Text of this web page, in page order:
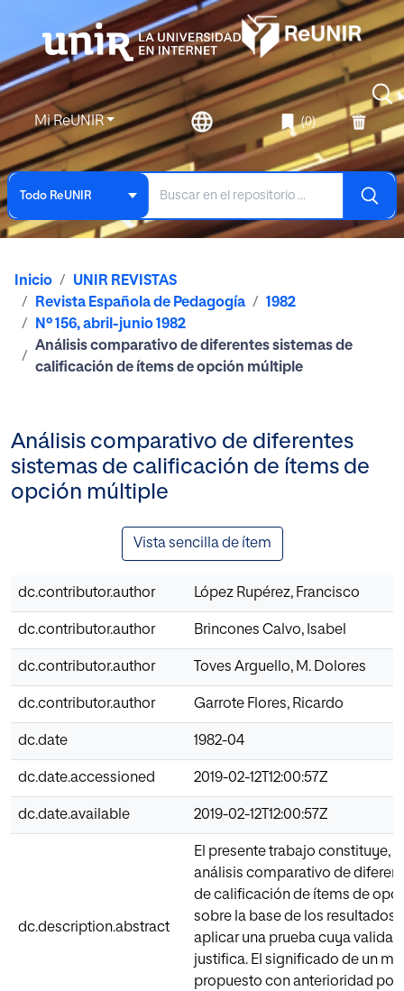
Mi ReUNIR (0)
Todo ReUNIR
Inicio
UNIR REVISTAS
Revista Española de Pedagogía
1982
Nº 156, abril-junio 1982
Análisis comparativo de diferentes sistemas de
calificación de ítems de opción múltiple
Análisis comparativo de diferentes
sistemas de calificación de ítems de
opción múltiple
Vista sencilla de ítem
dc.contributor.author López Rupérez, Francisco
dc.contributor.author Brincones Calvo, Isabel
dc.contributor.author Toves Arguello, M. Dolores
dc.contributor.author Garrote Flores, Ricardo
dc.date 1982-04
dc.date.accessioned 2019-02-12T12:00:57Z
dc.date.available 2019-02-12T12:00:57Z
dc.description.abstract
El presente trabajo constituye,
análisis comparativo de
de calificación de ítems de
sobre la base de los
aplicar una prueba cuya
justifica. El significado de un
propuesto con anterioridad por